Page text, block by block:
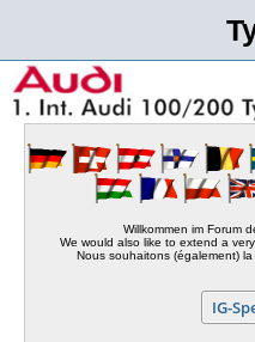
Willkommen im Forum
We would also like to extend a
Nous souhaitons (également)
IG-